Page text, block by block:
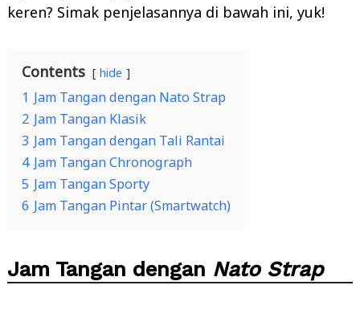
keren? Simak penjelasannya di bawah ini, yuk!
Contents hide
1 Jam Tangan dengan Nato Strap
2 Jam Tangan Klasik
3 Jam Tangan dengan Tali Rantai
4 Jam Tangan Chronograph
5 Jam Tangan Sporty
6 Jam Tangan Pintar (Smartwatch)
Jam Tangan dengan Nato Strap